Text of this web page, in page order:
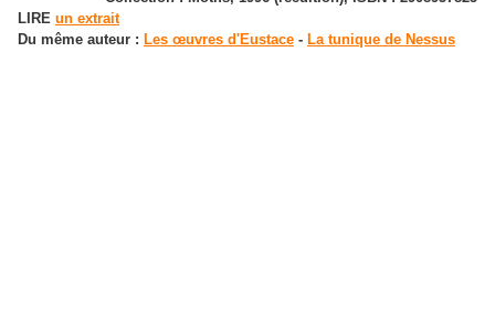
LIRE un extrait
Du même auteur : Les œuvres d'Eustace - La tunique de Nessus